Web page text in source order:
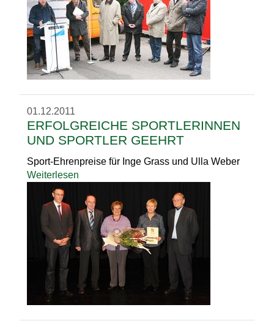
01.12.2011
ERFOLGREICHE SPORTLERINNEN
UND SPORTLER GEEHRT
Sport-Ehrenpreise für Inge Grass und Ulla Weber
Weiterlesen